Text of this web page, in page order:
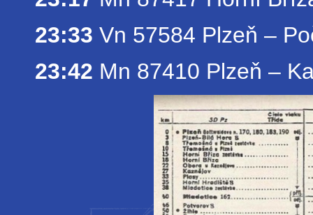
23:33 Vn 57584 Plzeň –
23:42 Mn 87410 Plzeň –